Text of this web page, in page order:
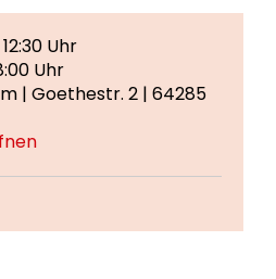
Uhr
Uhr
| Goethestr. 2 | 64285